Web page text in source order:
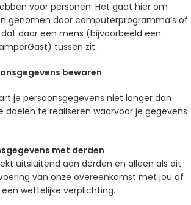
voor personen. Het gaat hier om
genomen door computerprogramma’s of
daar een mens (bijvoorbeeld een
tussen zit.
bewaren
je persoonsgegevens niet langer dan
doelen te realiseren waarvoor je gegevens
met derden
uitsluitend aan derden en alleen als dit
van onze overeenkomst met jou of
wettelijke verplichting.